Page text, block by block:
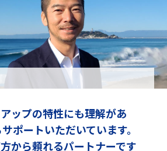
ップの特性にも理解があ
ポートいただいています。
から頼れるパートナーです